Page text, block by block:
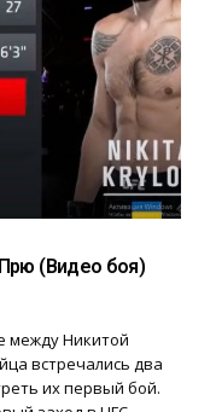
(Видео боя)
между Никитой
встречались два
их первый бой.